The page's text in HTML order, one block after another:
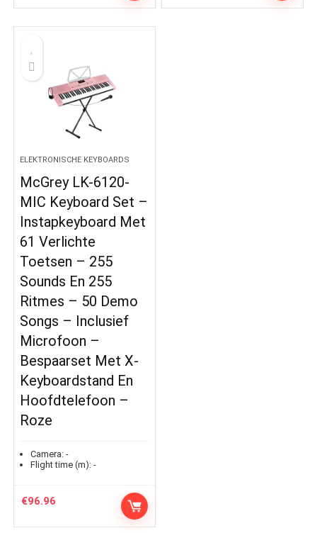
ELEKTRONISCHE KEYBOARDS
McGrey LK-6120-
MIC Keyboard Set –
Instapkeyboard Met
61 Verlichte
Toetsen – 255
Sounds En 255
Ritmes – 50 Demo
Songs – Inclusief
Microfoon –
Bespaarset Met X-
Keyboardstand En
Hoofdtelefoon –
Roze
Camera: -
Flight time (m): -
€96.96